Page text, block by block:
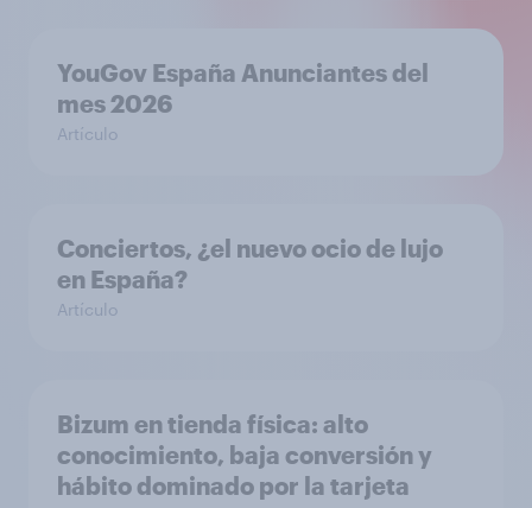
YouGov España Anunciantes del
mes 2026
Artículo
Conciertos, ¿el nuevo ocio de lujo
en España?
Artículo
Bizum en tienda física: alto
conocimiento, baja conversión y
hábito dominado por la tarjeta